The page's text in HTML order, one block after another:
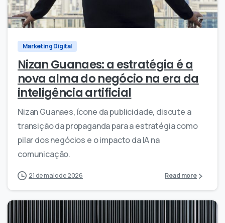
0 0
Marketing Digital
Nizan Guanaes: a estratégia é a
nova alma do negócio na era da
inteligência artificial
Nizan Guanaes, ícone da publicidade, discute a
transição da propaganda para a estratégia como
pilar dos negócios e o impacto da IA na
comunicação.
21 de maio de 2026 Read more